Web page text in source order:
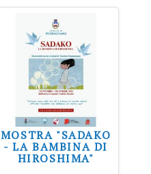
MOSTRA "SADAKO
- LA BAMBINA DI
HIROSHIMA"